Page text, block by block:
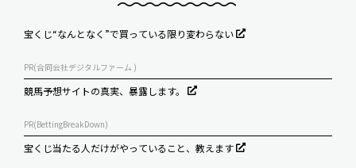
宝くじ“なんとなく”で買っている限り変わらない
PR(合同会社デジタルファーム )
競馬予想サイトの真実、暴露します。
PR(BettingBreakDown)
宝くじ当たる人だけがやっていること、教えます